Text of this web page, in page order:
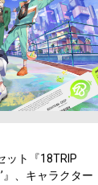
ット『18TRIP
』、キャラクター